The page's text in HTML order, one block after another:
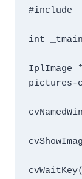
#include
int
IplImage
pictures-